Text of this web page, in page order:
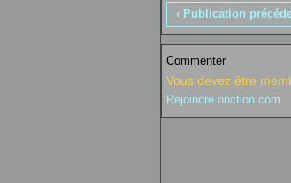
‹ Publication
Commenter
Vous devez être
Rejoindre onction.com